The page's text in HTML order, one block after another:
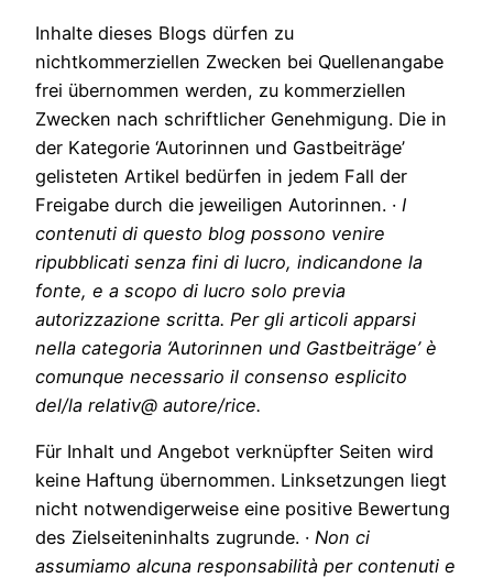
Inhalte dieses Blogs dürfen zu
nichtkommerziellen Zwecken bei Quellenangabe
frei übernommen werden, zu kommerziellen
Zwecken nach schriftlicher Genehmigung. Die in
der Kategorie ‘Autorinnen und Gastbeiträge’
gelisteten Artikel bedürfen in jedem Fall der
Freigabe durch die jeweiligen Autorinnen. · I
contenuti di questo blog possono venire
ripubblicati senza fini di lucro, indicandone la
fonte, e a scopo di lucro solo previa
autorizzazione scritta. Per gli articoli apparsi
nella categoria ‘Autorinnen und Gastbeiträge’ è
comunque necessario il consenso esplicito
del/la relativ@ autore/rice.
Für Inhalt und Angebot verknüpfter Seiten wird
keine Haftung übernommen. Linksetzungen liegt
nicht notwendigerweise eine positive Bewertung
des Zielseiteninhalts zugrunde. · Non ci
assumiamo alcuna responsabilità per contenuti e